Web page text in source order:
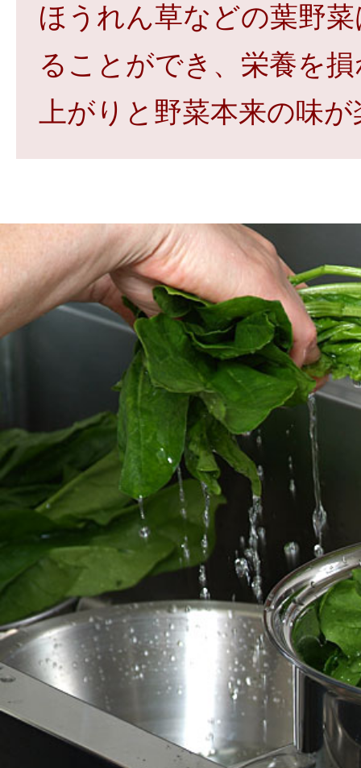
ほうれん草などの葉野
ることができ、栄養を
上がりと野菜本来の味